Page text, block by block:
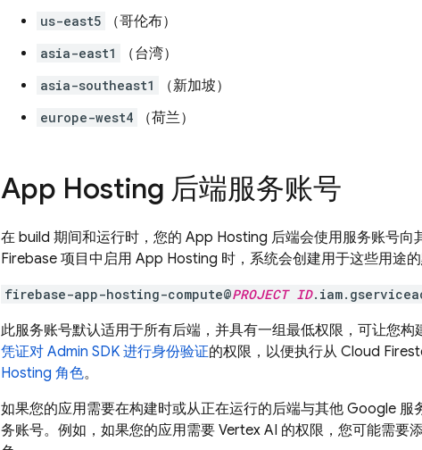
us-east5 （哥伦布）
asia-east1 （台湾）
asia-southeast1 （新加坡）
europe-west4 （荷兰）
App Hosting 后端服务账号
在 build 期间和运行时，您的 App Hosting 后端会使用服务账号向
Firebase 项目中启用 App Hosting 时，系统会创建用于这些用途
firebase-app-hosting-compute@PROJECT ID
此服务账号默认适用于所有后端，并具有一组最低权限，可让您
凭证对 Admin SDK 进行身份验证的权限，以便执行从 Cloud
Hosting 角色。
如果您的应用需要在构建时或从正在运行的后端与其他 Google
务账号。例如，如果您的应用需要 Vertex AI 的权限，您可能需要